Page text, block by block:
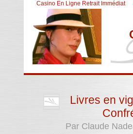
Casino En Ligne Retrait Immédiat
Livres en
Par Claude